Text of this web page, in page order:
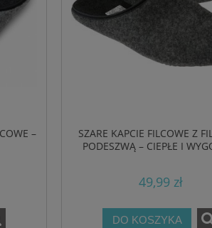
–
SZARE KAPCIE FILCOWE Z
PODESZWĄ – CIEPŁE I
49,99 zł
DO KOSZYKA